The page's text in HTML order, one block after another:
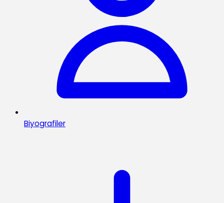
Biyografiler